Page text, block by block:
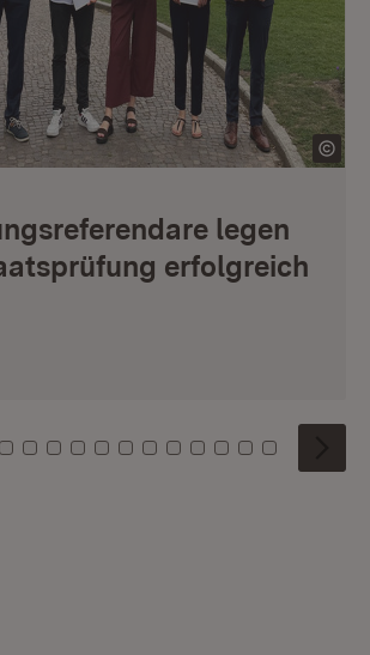
legen
erfolgreich
0 1
Kachel: 2
Zu Kachel: 3
Zu Kachel: 4
Zu Kachel: 5
Zu Kachel: 6
Zu Kachel: 7
Zu Kachel: 8
Zu Kachel: 9
Zu Kachel: 10
Zu Kachel: 11
Zu Kachel: 12
Zu Kachel:
Zu